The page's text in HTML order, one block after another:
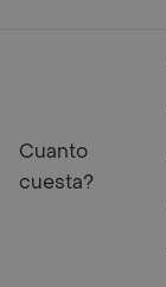
Cuanto
cuesta?